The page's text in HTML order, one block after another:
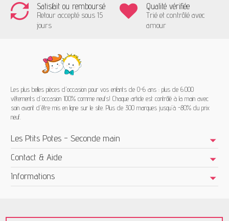
Satisfait ou remboursé
Retour accepté sous 15
jours
Qualité vérifiée
Trié et contrôlé avec
amour
Les plus belles pièces d'occasion pour vos enfants de 0-6 ans : plus de 6.000
vêtements d'occasion 100% comme neufs! Chaque article est contrôlé à la main avec
soin avant d'être mis en ligne sur le site. Plus de 300 marques jusqu'à -80% du prix
neuf.
Les Ptits Potes - Seconde main
Contact & Aide
Informations